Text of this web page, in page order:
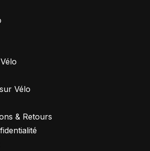
Vélo
& Retours